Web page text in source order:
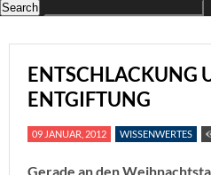
ENTSCHLACKUNG
ENTGIFTUNG
09 JANUAR, 2012 WISSENWERTES
Gerade an den